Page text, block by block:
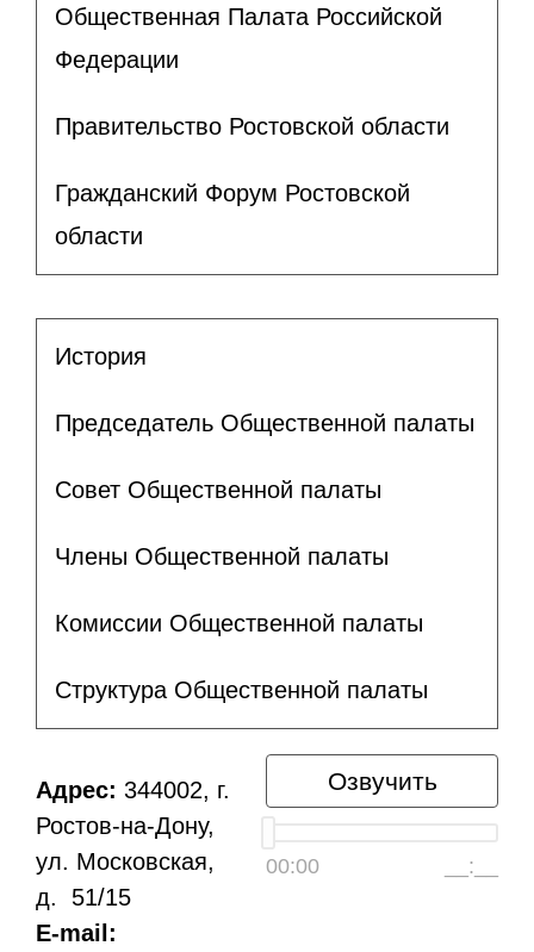
Общественная Палата Российской
Федерации
Правительство Ростовской области
Гражданский Форум Ростовской
области
История
Председатель Общественной палаты
Совет Общественной палаты
Члены Общественной палаты
Комиссии Общественной палаты
Структура Общественной палаты
Озвучить
00:00 __:__
Адрес: 344002, г.
Ростов-на-Дону,
ул. Московская,
д. 51/15
E-mail: